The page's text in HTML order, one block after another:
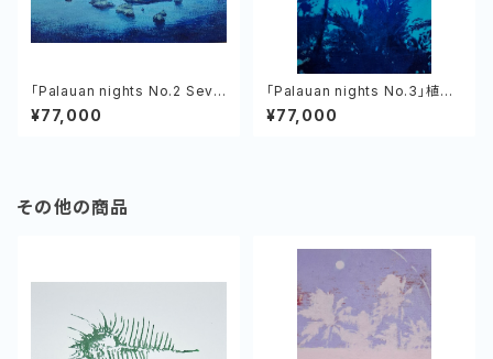
「Palauan nights No.2 Seve
nty Islands」植村友哉 キャン
バス、アクリル
¥77,000
「Palauan nights No.3」植村
友哉 キャンバス、アクリル
¥77,000
その他の商品